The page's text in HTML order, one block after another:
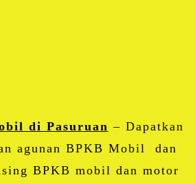
di Pasuruan – Dapatkan
agunan BPKB Mobil dan
BPKB mobil dan motor